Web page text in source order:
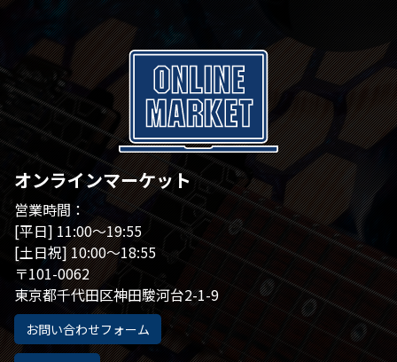
オンラインマーケット
営業時間：
[平日] 11:00～19:55
[土日祝] 10:00～18:55
〒101-0062
東京都千代田区神田駿河台2-1-9
お問い合わせフォーム